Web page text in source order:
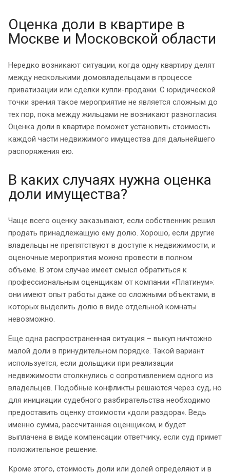
Оценка доли в квартире в
Москве и Московской области
Нередко возникают ситуации, когда одну квартиру делят
между несколькими домовладельцами в процессе
приватизации или сделки купли-продажи. С юридической
точки зрения такое мероприятие не является сложным до
тех пор, пока между жильцами не возникают разногласия.
Оценка доли в квартире поможет установить стоимость
каждой части недвижимого имущества для дальнейшего
распоряжения ею.
В каких случаях нужна оценка
доли имущества?
Чаще всего оценку заказывают, если собственник решил
продать принадлежащую ему долю. Хорошо, если другие
владельцы не препятствуют в доступе к недвижимости, и
оценочные мероприятия можно провести в полном
объеме. В этом случае имеет смысл обратиться к
профессиональным оценщикам от компании «Платинум»:
они имеют опыт работы даже со сложными объектами, в
которых выделить долю в виде отдельной комнаты
невозможно.
Еще одна распространенная ситуация – выкуп ничтожно
малой доли в принудительном порядке. Такой вариант
используется, если дольщики при реализации
недвижимости столкнулись с сопротивлением одного из
владельцев. Подобные конфликты решаются через суд, но
для инициации судебного разбирательства необходимо
предоставить оценку стоимости «доли раздора». Ведь
именно сумма, рассчитанная оценщиком, и будет
выплачена в виде компенсации ответчику, если суд примет
положительное решение.
Кроме этого, стоимость доли или долей определяют и в